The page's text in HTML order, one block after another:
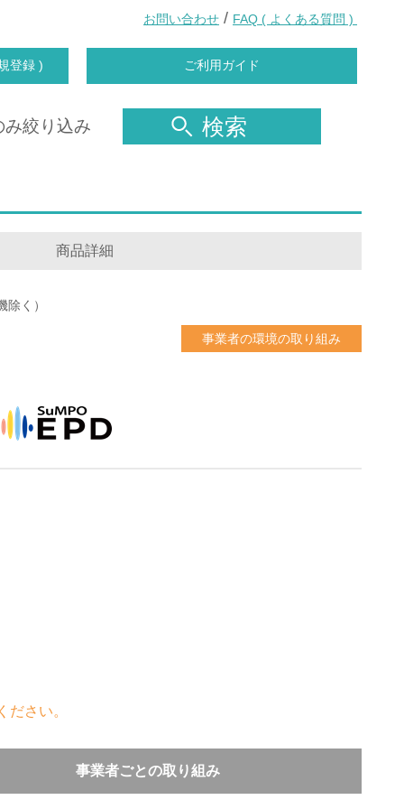
お問い合わせ / FAQ ( よくある質問 )
登録 ) ご利用ガイド
み絞り込み 検索
商品詳細
除く）
事業者の環境の取り組み
さい。
事業者ごとの取り組み